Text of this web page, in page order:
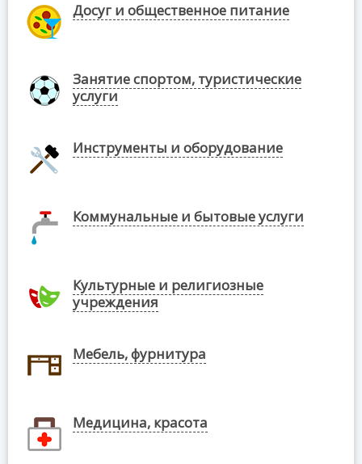
Досуг и общественное питание
Занятие спортом, туристические
услуги
Инструменты и оборудование
Коммунальные и бытовые услуги
Культурные и религиозные
учреждения
Мебель, фурнитура
Медицина, красота